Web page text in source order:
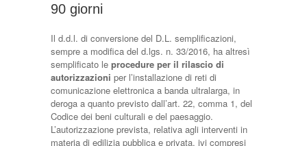
90 giorni
Il d.d.l. di conversione del D.L. semplificazioni,
sempre a modifica del d.lgs. n. 33/2016, ha altresì
semplificato le procedure per il rilascio di
autorizzazioni per l’installazione di reti di
comunicazione elettronica a banda ultralarga, in
deroga a quanto previsto dall’art. 22, comma 1, del
Codice dei beni culturali e del paesaggio.
L’autorizzazione prevista, relativa agli interventi in
materia di edilizia pubblica e privata, ivi compresi